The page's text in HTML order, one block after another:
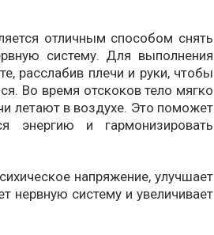
отличным способом снять
систему. Для выполнения
расслабив плечи и руки, чтобы
Во время отскоков тело мягко
летают в воздухе. Это поможет
энергию и гармонизировать
напряжение, улучшает
нервную систему и увеличивает